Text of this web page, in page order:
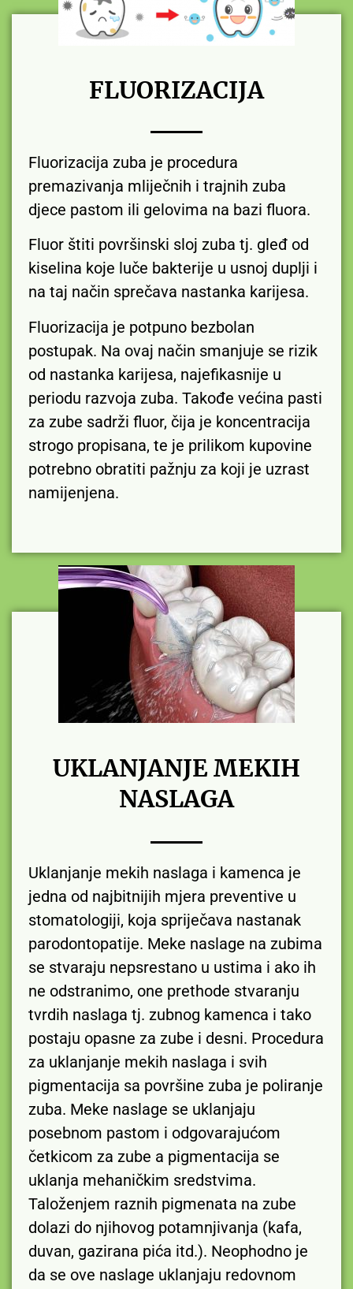
FLUORIZACIJA
Fluorizacija zuba je procedura
premazivanja mliječnih i trajnih zuba
djece pastom ili gelovima na bazi fluora.
Fluor štiti površinski sloj zuba tj. gleđ od
kiselina koje luče bakterije u usnoj duplji i
na taj način sprečava nastanka karijesa.
Fluorizacija je potpuno bezbolan
postupak. Na ovaj način smanjuje se rizik
od nastanka karijesa, najefikasnije u
periodu razvoja zuba. Takođe većina pasti
za zube sadrži fluor, čija je koncentracija
strogo propisana, te je prilikom kupovine
potrebno obratiti pažnju za koji je uzrast
namijenjena.
UKLANJANJE MEKIH
NASLAGA
Uklanjanje mekih naslaga i kamenca je
jedna od najbitnijih mjera preventive u
stomatologiji, koja spriječava nastanak
parodontopatije. Meke naslage na zubima
se stvaraju nepsrestano u ustima i ako ih
ne odstranimo, one prethode stvaranju
tvrdih naslaga tj. zubnog kamenca i tako
postaju opasne za zube i desni. Procedura
za uklanjanje mekih naslaga i svih
pigmentacija sa površine zuba je poliranje
zuba. Meke naslage se uklanjaju
posebnom pastom i odgovarajućom
četkicom za zube a pigmentacija se
uklanja mehaničkim sredstvima.
Taloženjem raznih pigmenata na zube
dolazi do njihovog potamnjivanja (kafa,
duvan, gazirana pića itd.). Neophodno je
da se ove naslage uklanjaju redovnom